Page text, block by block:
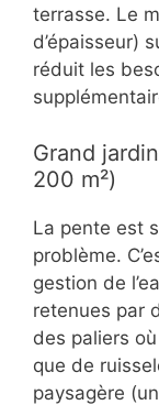
terrasse. Le
d’épaisseur)
réduit les
Grand
200 m²)
La pente est
problème.
gestion de
retenues par
des paliers
que de
paysagère